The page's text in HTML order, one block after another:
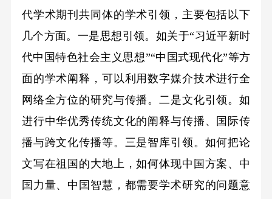
代学术期刊共同体的学术引领，主要包括以下
几个方面。一是思想引领。如关于“习近平新时
代中国特色社会主义思想”“中国式现代化”等方
面的学术阐释，可以利用数字媒介技术进行全
网络全方位的研究与传播。二是文化引领。如
进行中华优秀传统文化的阐释与传播、国际传
播与跨文化传播等。三是智库引领。如何把论
文写在祖国的大地上，如何体现中国方案、中
国力量、中国智慧，都需要学术研究的问题意